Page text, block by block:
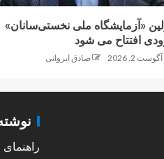
«آزمایشگاه ملی نخستی‌سانان»
افتتاح می شود
آگوست 2, 2026 صادق ایروانی
راهنمای